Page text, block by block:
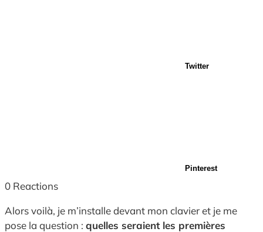
Twitter
Pinterest
0 Reactions
Alors voilà, je m’installe devant mon clavier et je me
pose la question : quelles seraient les premières